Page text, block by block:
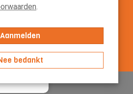
.
bedankt